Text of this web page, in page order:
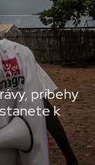
príbehy
k